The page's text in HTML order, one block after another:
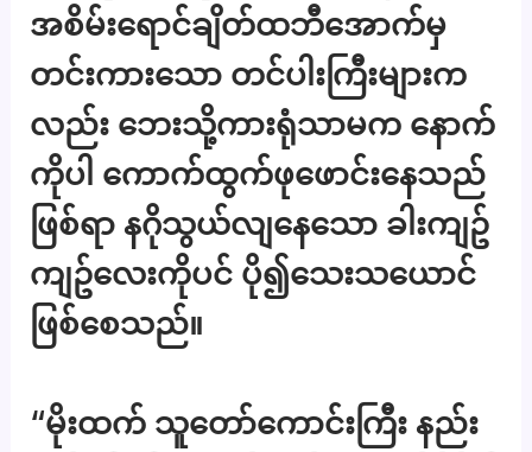
အစိမ်းရောင်ချိတ်ထဘီအောက်မှ
တင်းကားသော တင်ပါးကြီးများက
လည်း ဘေးသို့ကားရုံသာမက နောက်
ကိုပါ ကောက်ထွက်ဖုဖောင်းနေသည်
ဖြစ်ရာ နဂိုသွယ်လျနေသော ခါးကျဥ်
ကျဥ်လေးကိုပင် ပို၍သေးသယောင်
ဖြစ်စေသည်။
“မိုးထက် သူတော်ကောင်းကြီး နည်း